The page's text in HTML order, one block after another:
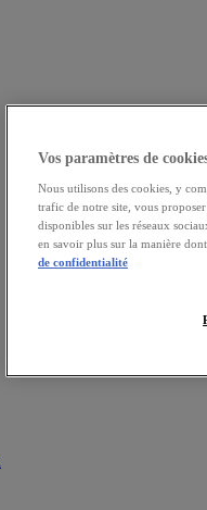
Vos paramètres de
Nous utilisons des cookies, y
trafic de notre site, vous
disponibles sur les réseaux
en savoir plus sur la manière
de confidentialité